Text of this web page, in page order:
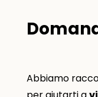
Abbiamo